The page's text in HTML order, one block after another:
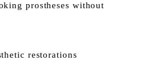
prostheses without
restorations